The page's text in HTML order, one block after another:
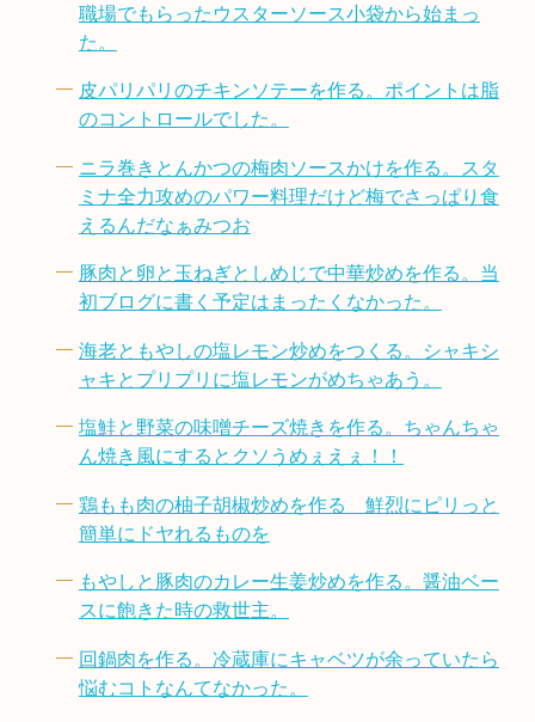
職場でもらったウスターソース小袋から始まっ
た。
皮パリパリのチキンソテーを作る。ポイントは脂
のコントロールでした。
ニラ巻きとんかつの梅肉ソースかけを作る。スタ
ミナ全力攻めのパワー料理だけど梅でさっぱり食
えるんだなぁみつお
豚肉と卵と玉ねぎとしめじで中華炒めを作る。当
初ブログに書く予定はまったくなかった。
海老ともやしの塩レモン炒めをつくる。シャキシ
ャキとプリプリに塩レモンがめちゃあう。
塩鮭と野菜の味噌チーズ焼きを作る。ちゃんちゃ
ん焼き風にするとクソうめぇえぇ！！
鶏もも肉の柚子胡椒炒めを作る 鮮烈にピリっと
簡単にドヤれるものを
もやしと豚肉のカレー生姜炒めを作る。醤油ベー
スに飽きた時の救世主。
回鍋肉を作る。冷蔵庫にキャベツが余っていたら
悩むコトなんてなかった。